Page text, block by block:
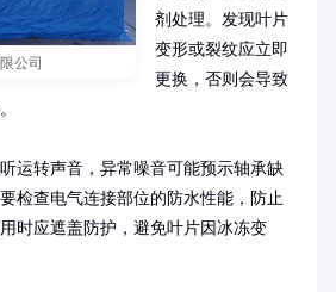
公司
剂处理。发现叶片
变形或裂纹应立即
更换，否则会导致
运转声音，异常噪音可能预示轴承缺
检查电气连接部位的防水性能，防止
时应遮盖防护，避免叶片因冰冻变